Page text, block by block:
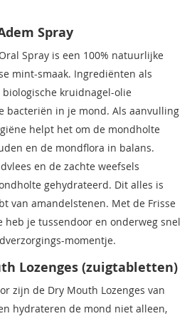
Spray
Spray is een 100% natuurlijke
mint-smaak. Ingrediënten als
kruidnagel-olie
bacteriën in je mond. Als aanvulling
helpt het om de mondholte
en de mondflora in balans.
en de zachte weefsels
gehydrateerd. Dit alles is
van amandelstenen. Met de Frisse
heb je tussendoor en onderweg snel
momentje.
Lozenges (zuigtabletten)
zijn de Dry Mouth Lozenges van
hydrateren de mond niet alleen,